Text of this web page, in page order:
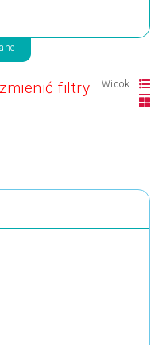
filtry
Widok